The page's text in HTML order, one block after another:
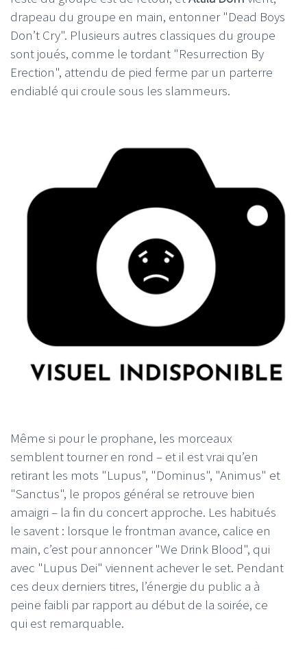
drapeau du groupe en main, entonner "Dead Boys
Don’t Cry". Plusieurs autres classiques du groupe
sont joués, comme le tordant "Resurrection By
Erection", attendu de pied ferme par un parterre
endiablé qui croule sous les slammeurs.
Même si pour le prophane, les morceaux
semblent tourner en rond – et il est vrai qu’en
retirant les mots "Lupus", "Dominus", "Animus" et
"Sanctus", le propos général se retrouve bien
amaigri – la fin du concert approche. Les habitués
le savent : lorsque le frontman avance, calice en
main, c’est pour annoncer "We Drink Blood", qui
avec "Lupus Dei" viennent achever le set. Pendant
ces deux derniers titres, l’énergie du public a à
peine faibli par rapport au début de la soirée, ce
qui est remarquable.